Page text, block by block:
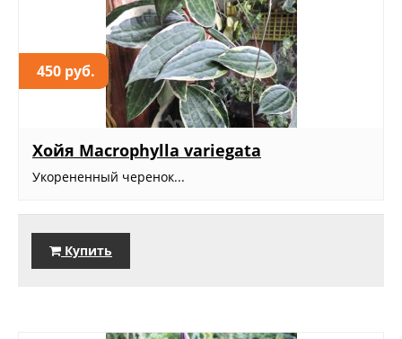
450 руб.
Хойя Macrophylla variegata
Укорененный черенок...
Купить